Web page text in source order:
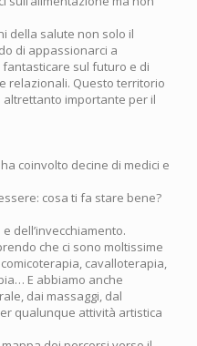
della salute non solo il
di appassionarci a
fantasticare sul futuro e di
relazionali. Questo territorio
altrettanto importante per il
coinvolto decine di medici e
cosa ti fa stare bene?
dell’invecchiamento.
che ci sono moltissime
cavalloterapia,
E abbiamo anche
dai massaggi, dal
qualunque attività artistica